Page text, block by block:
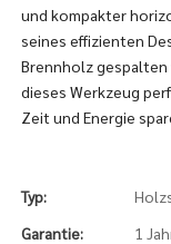
und kompakter
seines effizienten
Brennholz gespalten
dieses Werkzeug
Zeit und Energie
Typ:
Garantie:
1